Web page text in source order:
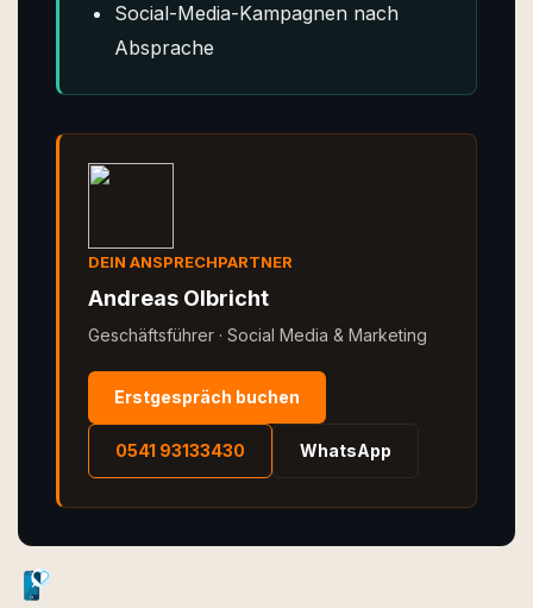
Social-Media-Kampagnen nach
Absprache
DEIN ANSPRECHPARTNER
Andreas Olbricht
Geschäftsführer · Social Media & Marketing
Erstgespräch buchen
0541 93133430 WhatsApp